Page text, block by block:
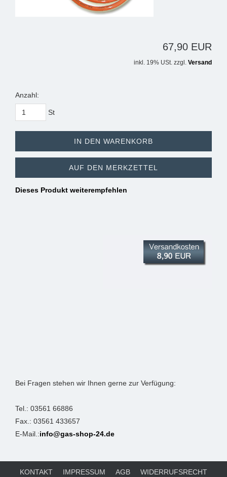
67,90 EUR
inkl. 19% USt. zzgl. Versand
Anzahl:
St
IN DEN WARENKORB
AUF DEN MERKZETTEL
Dieses Produkt weiterempfehlen
Bei Fragen stehen wir Ihnen gerne zur Verfügung:
Tel.: 03561 66886
Fax.: 03561 433657
E-Mail.:info@gas-shop-24.de
KONTAKT IMPRESSUM AGB WIDERRUFSRECHT